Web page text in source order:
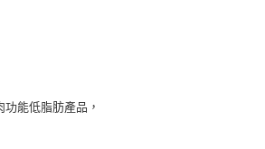
能低脂肪產品，